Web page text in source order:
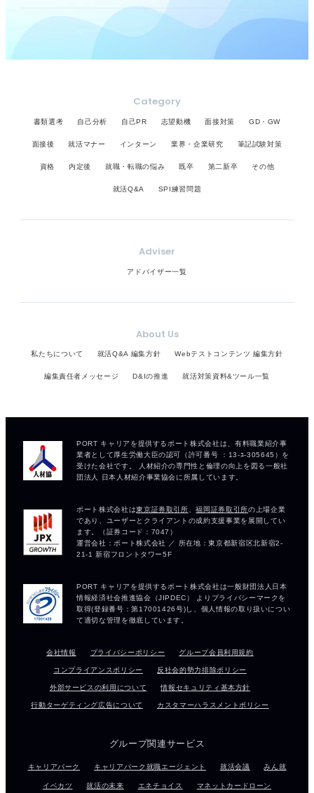
Category
書類選考 自己分析 自己PR 志望動機 面接対策 GD・GW
面接後 就活マナー インターン 業界・企業研究 筆記試験対策
資格 内定後 就職・転職の悩み 既卒 第二新卒 その他
就活Q&A SPI練習問題
Adviser
アドバイザー一覧
About Us
私たちについて 就活Q&A 編集方針 Webテストコンテンツ 編集方針
編集責任者メッセージ D&Iの推進 就活対策資料&ツール一覧
会社情報 プライバシーポリシー グループ会員利用規約
コンプライアンスポリシー 反社会的勢力排除ポリシー
外部サービスの利用について 情報セキュリティ基本方針
行動ターゲティング広告について カスタマーハラスメントポリシー